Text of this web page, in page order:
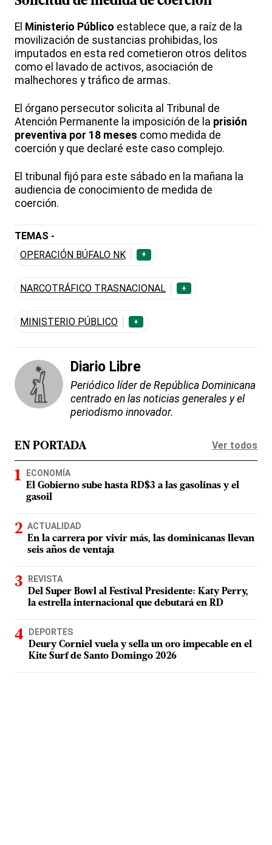
El Ministerio Público establece que, a raíz de la
movilización de sustancias prohibidas, los
imputados en esta red cometieron otros delitos
como el lavado de activos, asociación de
malhechores y tráfico de armas.
El órgano persecutor solicita al Tribunal de
Atención Permanente la imposición de la prisión
preventiva por 18 meses como medida de
coerción y que declaré este caso complejo.
El tribunal fijó para este sábado en la mañana la
audiencia de conocimiento de medida de
coerción.
TEMAS -
OPERACIÓN BÚFALO NK
+
NARCOTRÁFICO TRASNACIONAL +
MINISTERIO PÚBLICO +
Diario Libre
Periódico líder de República Dominicana
centrado en las noticias generales y el
periodismo innovador.
EN PORTADA Ver todos
ECONOMÍA
El Gobierno sube hasta RD$3 a las gasolinas y el
gasoil
ACTUALIDAD
En la carrera por vivir más, las dominicanas llevan
seis años de ventaja
REVISTA
Del Super Bowl al Festival Presidente: Katy Perry,
la estrella internacional que debutará en RD
DEPORTES
Deury Corniel vuela y sella un oro impecable en el
Kite Surf de Santo Domingo 2026